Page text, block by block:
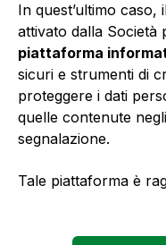
In quest’ultimo
attivato dalla Società
piattaforma
sicuri e strumenti di
proteggere i dati
quelle contenute
segnalazione.
Tale piattaforma è